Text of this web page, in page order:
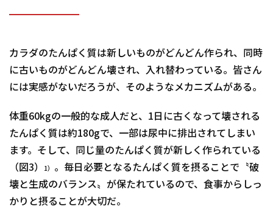
カラダのたんぱく質は新しいものがどんどん作られ、同時
に古いものがどんどん壊され、入れ替わっている。皆さん
には実感がないだろうが、そのようなメカニズムがある。
体重60kgの一般的な成人だと、1日に古くなって壊される
たんぱく質は約180gで、一部は尿中に排出されてしまい
ます。そして、同じ量のたんぱく質が新しく作られている
（図3）
1） 。毎日必要となるたんぱく質を摂ることで〝破
壊と生成のバランス〟が保たれているので、食事からしっ
かりと摂ることが大切だ。